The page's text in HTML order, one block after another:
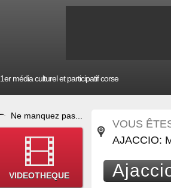
1er média culturel et participatif corse
Ne manquez pas...
VIDEOTHEQUE
VOUS
AJACCIO: